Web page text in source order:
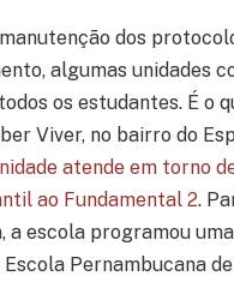
dos
algumas unidades
os estudantes. É o
Viver, no bairro do
atende em torno
ao Fundamental 2.
a escola programou
Pernambucana